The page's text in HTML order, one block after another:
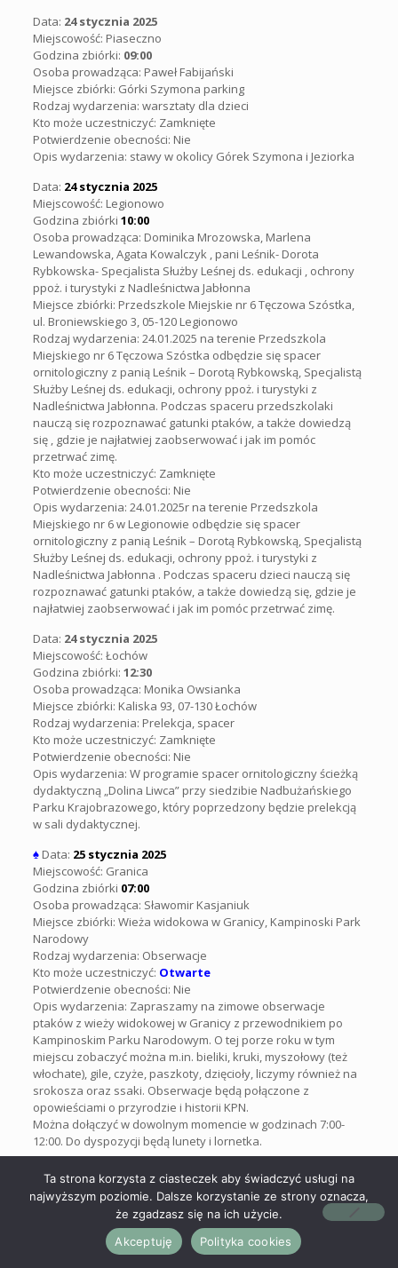
Data: 24 stycznia 2025
Miejscowość: Piaseczno
Godzina zbiórki: 09:00
Osoba prowadząca: Paweł Fabijański
Miejsce zbiórki: Górki Szymona parking
Rodzaj wydarzenia: warsztaty dla dzieci
Kto może uczestniczyć: Zamknięte
Potwierdzenie obecności: Nie
Opis wydarzenia: stawy w okolicy Górek Szymona i Jeziorka
Data: 24 stycznia 2025
Miejscowość: Legionowo
Godzina zbiórki 10:00
Osoba prowadząca: Dominika Mrozowska, Marlena
Lewandowska, Agata Kowalczyk , pani Leśnik- Dorota
Rybkowska- Specjalista Służby Leśnej ds. edukacji , ochrony
ppoż. i turystyki z Nadleśnictwa Jabłonna
Miejsce zbiórki: Przedszkole Miejskie nr 6 Tęczowa Szóstka,
ul. Broniewskiego 3, 05-120 Legionowo
Rodzaj wydarzenia: 24.01.2025 na terenie Przedszkola
Miejskiego nr 6 Tęczowa Szóstka odbędzie się spacer
ornitologiczny z panią Leśnik – Dorotą Rybkowską, Specjalistą
Służby Leśnej ds. edukacji, ochrony ppoż. i turystyki z
Nadleśnictwa Jabłonna. Podczas spaceru przedszkolaki
nauczą się rozpoznawać gatunki ptaków, a także dowiedzą
się , gdzie je najłatwiej zaobserwować i jak im pomóc
przetrwać zimę.
Kto może uczestniczyć: Zamknięte
Potwierdzenie obecności: Nie
Opis wydarzenia: 24.01.2025r na terenie Przedszkola
Miejskiego nr 6 w Legionowie odbędzie się spacer
ornitologiczny z panią Leśnik – Dorotą Rybkowską, Specjalistą
Służby Leśnej ds. edukacji, ochrony ppoż. i turystyki z
Nadleśnictwa Jabłonna . Podczas spaceru dzieci nauczą się
rozpoznawać gatunki ptaków, a także dowiedzą się, gdzie je
najłatwiej zaobserwować i jak im pomóc przetrwać zimę.
Data: 24 stycznia 2025
Miejscowość: Łochów
Godzina zbiórki: 12:30
Osoba prowadząca: Monika Owsianka
Miejsce zbiórki: Kaliska 93, 07-130 Łochów
Rodzaj wydarzenia: Prelekcja, spacer
Kto może uczestniczyć: Zamknięte
Potwierdzenie obecności: Nie
Opis wydarzenia: W programie spacer ornitologiczny ścieżką
dydaktyczną „Dolina Liwca” przy siedzibie Nadbużańskiego
Parku Krajobrazowego, który poprzedzony będzie prelekcją
w sali dydaktycznej.
♠Data: 25 stycznia 2025
Miejscowość: Granica
Godzina zbiórki 07:00
Osoba prowadząca: Sławomir Kasjaniuk
Miejsce zbiórki: Wieża widokowa w Granicy, Kampinoski Park
Narodowy
Rodzaj wydarzenia: Obserwacje
Kto może uczestniczyć: Otwarte
Potwierdzenie obecności: Nie
Opis wydarzenia: Zapraszamy na zimowe obserwacje
ptaków z wieży widokowej w Granicy z przewodnikiem po
Kampinoskim Parku Narodowym. O tej porze roku w tym
miejscu zobaczyć można m.in. bieliki, kruki, myszołowy (też
włochate), gile, czyże, paszkoty, dzięcioły, liczymy również na
srokosza oraz ssaki. Obserwacje będą połączone z
opowieściami o przyrodzie i historii KPN.
Można dołączyć w dowolnym momencie w godzinach 7:00-
12:00. Do dyspozycji będą lunety i lornetka.
Data:
25 stycznia 2025
Miejscowość: Stara Miłosna
Godzina zbiórki:09:00
Osoba prowadząca: Przemysłąw Stolarz
Miejsce zbiórki:ul. Jana Pawła II nr 21, 05-077 Warszawa
(Poczta obok ul. Jeździeckiej)
Ta strona korzysta z ciasteczek aby świadczyć usługi na
najwyższym poziomie. Dalsze korzystanie ze strony oznacza,
że zgadzasz się na ich użycie.
Akceptuję
Polityka cookies